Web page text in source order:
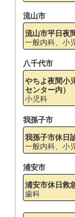
流山市
流山市平日夜
一般内科、小
八千代市
やちよ夜間小
センター内）
小児科
我孫子市
我孫子市休日
一般内科、小
浦安市
浦安市休日救
歯科